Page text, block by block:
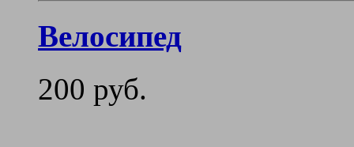
Велосипед
200 руб.